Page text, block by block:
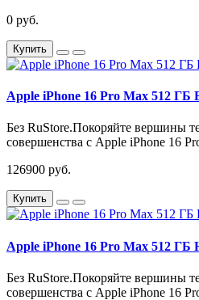
0 руб.
Купить
Apple iPhone 16 Pro Max 512 ГБ
Без RuStore.Покоряйте вершины
совершенства с Apple iPhone 16
126900 руб.
Купить
Apple iPhone 16 Pro Max 512
Без RuStore.Покоряйте вершины
совершенства с Apple iPhone 16